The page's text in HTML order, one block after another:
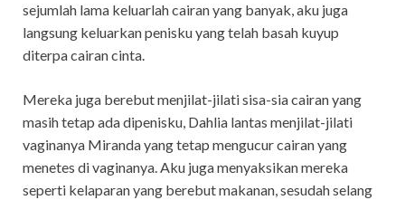
sejumlah lama keluarlah cairan yang banyak, aku juga
langsung keluarkan penisku yang telah basah kuyup
diterpa cairan cinta.
Mereka juga berebut menjilat-jilati sisa-sia cairan yang
masih tetap ada dipenisku, Dahlia lantas menjilat-jilati
vaginanya Miranda yang tetap mengucur cairan yang
menetes di vaginanya. Aku juga menyaksikan mereka
seperti kelaparan yang berebut makanan, sesudah selang